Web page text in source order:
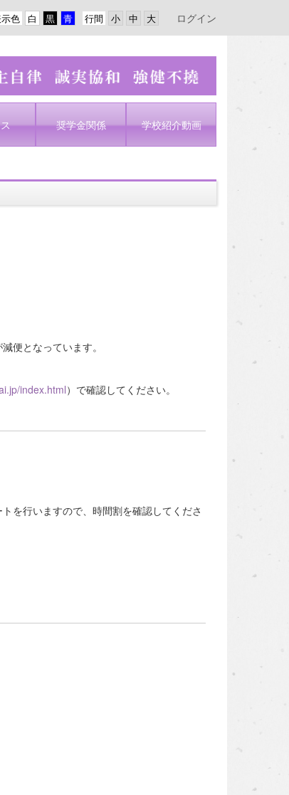
行間
色 ログイン
奨学金関係 学校紹介動画
便となっています。
index.html）で確認してください。
を行いますので、時間割を確認してくださ